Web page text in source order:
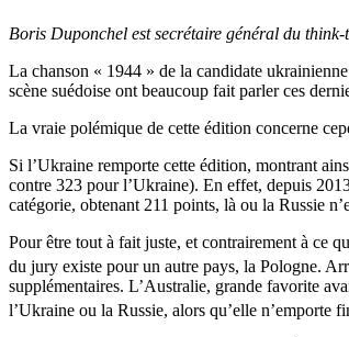
Boris Duponchel est secrétaire général du
La chanson « 1944 » de la candidate
scène suédoise ont beaucoup fait parler ces
La vraie polémique de cette édition concerne
Si l’Ukraine remporte cette édition, montrant
contre 323 pour l’Ukraine). En effet, depuis
catégorie, obtenant 211 points, là ou la Russie
Pour être tout à fait juste, et contrairement à ce
du jury existe pour un autre pays, la Pologne.
supplémentaires. L’Australie, grande favorite
l’Ukraine ou la Russie, alors qu’elle n’emporte